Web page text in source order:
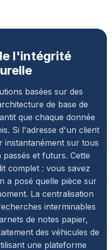
l'intégrité
basées sur des
de base de
que chaque donnée
Si l'adresse d'un client
instantanément sur tous
et futurs. Cette
complet : vous savez
a posé quelle pièce sur
La centralisation
interminables
de notes papier,
des véhicules de
une plateforme